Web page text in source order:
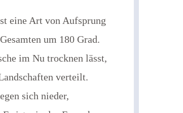
eine Art von Aufsprung
um 180 Grad.
im Nu trocknen lässt,
verteilt.
sich nieder,